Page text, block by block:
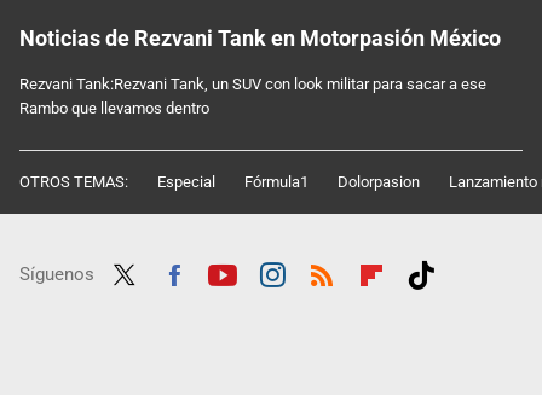
Noticias de Rezvani Tank en Motorpasión México
Rezvani Tank:Rezvani Tank, un SUV con look militar para sacar a ese
Rambo que llevamos dentro
OTROS TEMAS: Especial Fórmula1 Dolorpasion Lanzamiento
Síguenos